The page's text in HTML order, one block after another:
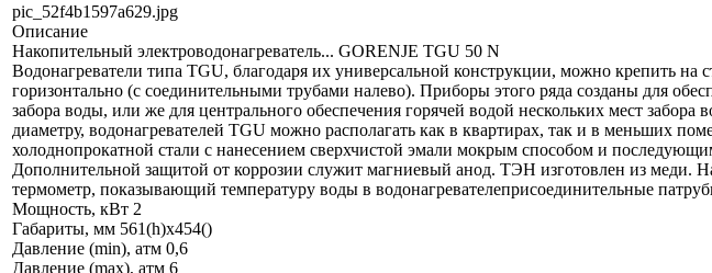
pic_52f4b1597a629.jpg
Описание
Накопительный электроводонагреватель... GORENJE TGU 50 N
Водонагреватели типа TGU, благодаря их универсальной конструкции, можно крепить на
горизонтально (с соединительными трубами налево). Приборы этого ряда созданы для
забора воды, или же для центрального обеспечения горячей водой нескольких мест
диаметру, водонагревателей TGU можно располагать как в квартирах, так и в меньших
холоднопрокатной стали с нанесением сверхчистой эмали мокрым способом и
Дополнительной защитой от коррозии служит магниевый анод. ТЭН изготовлен из меди.
термометр, показывающий температуру воды в водонагревателеприсоединительные
Мощность, кВт 2
Габариты, мм 561(h)х454()
Давление (min), атм 0,6
Давление (max), атм 6